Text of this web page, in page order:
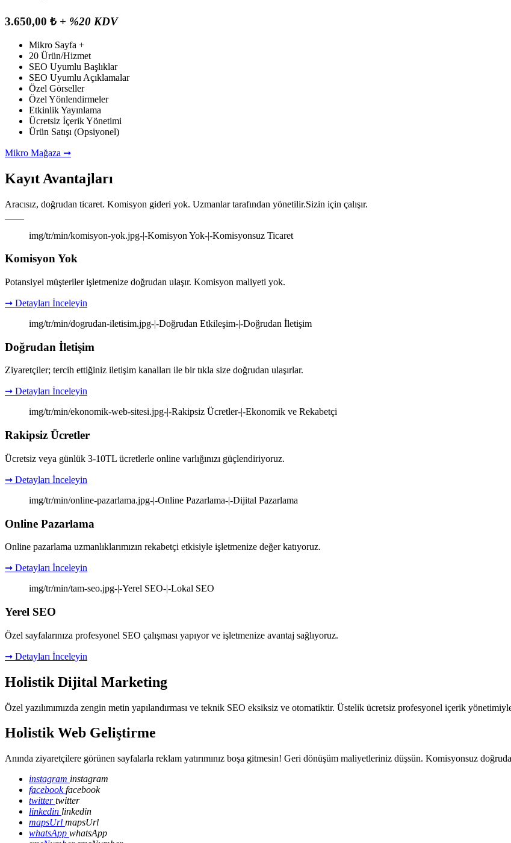
3.650,00 ₺ + %20 KDV
Mikro Sayfa +
20 Ürün/Hizmet
SEO Uyumlu Başlıklar
SEO Uyumlu Açıklamalar
Özel Görseller
Özel Yönlendirmeler
Etkinlik Yayınlama
Ücretsiz İçerik Yönetimi
Ürün Satışı (Opsiyonel)
Mikro Mağaza ➞
Kayıt Avantajları
Aracısız, doğrudan ticaret. Komisyon gideri yok. Uzmanlar tarafından yönetilir.Sizin için çalışır.
img/tr/min/komisyon-yok.jpg-|-Komisyon Yok-|-Komisyonsuz Ticaret
Komisyon Yok
Potansiyel müşteriler işletmenize doğrudan ulaşır. Komisyon maliyeti yok.
➞ Detayları İnceleyin
img/tr/min/dogrudan-iletisim.jpg-|-Doğrudan Etkileşim-|-Doğrudan İletişim
Doğrudan İletişim
Ziyaretçiler; tercih ettiğiniz iletişim kanalları ile bir tıkla size doğrudan ulaşırlar.
➞ Detayları İnceleyin
img/tr/min/ekonomik-web-sitesi.jpg-|-Rakipsiz Ücretler-|-Ekonomik ve Rekabetçi
Rakipsiz Ücretler
Ücretsiz veya günlük 3-10TL ücretlerle online varlığınızı güçlendiriyoruz.
➞ Detayları İnceleyin
img/tr/min/online-pazarlama.jpg-|-Online Pazarlama-|-Dijital Pazarlama
Online Pazarlama
Online pazarlama uzmanlıklarımızın rekabetçi etkisiyle işletmenize değer katıyoruz.
➞ Detayları İnceleyin
img/tr/min/tam-seo.jpg-|-Yerel SEO-|-Lokal SEO
Yerel SEO
Özel sayfalarınıza profesyonel SEO çalışması yapıyor ve işletmenize avantaj sağlıyoruz.
➞ Detayları İnceleyin
Holistik Dijital Marketing
Özel yazılımımızda zengin metin yapılandırması ve teknik SEO eksiksiz ve otomatiktir. Üstelik ücretsiz profesyonel içerik
Holistik Web Geliştirme
Anında ziyaretçilere görünen sayfalarla reklam yatırımınız boşa gitmesin! Geri dönüşüm maliyetleriniz düşsün. Komisyonsuz
instagram instagram
facebookfacebook
twittertwitter
linkedin linkedin
mapsUrl mapsUrl
whatsApp whatsApp